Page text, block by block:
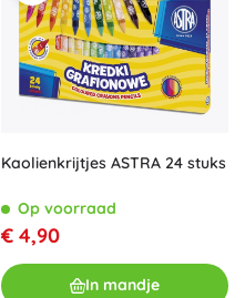
Kaolienkrijtjes ASTRA 24 stuks
Op voorraad
€ 4,90
In mandje